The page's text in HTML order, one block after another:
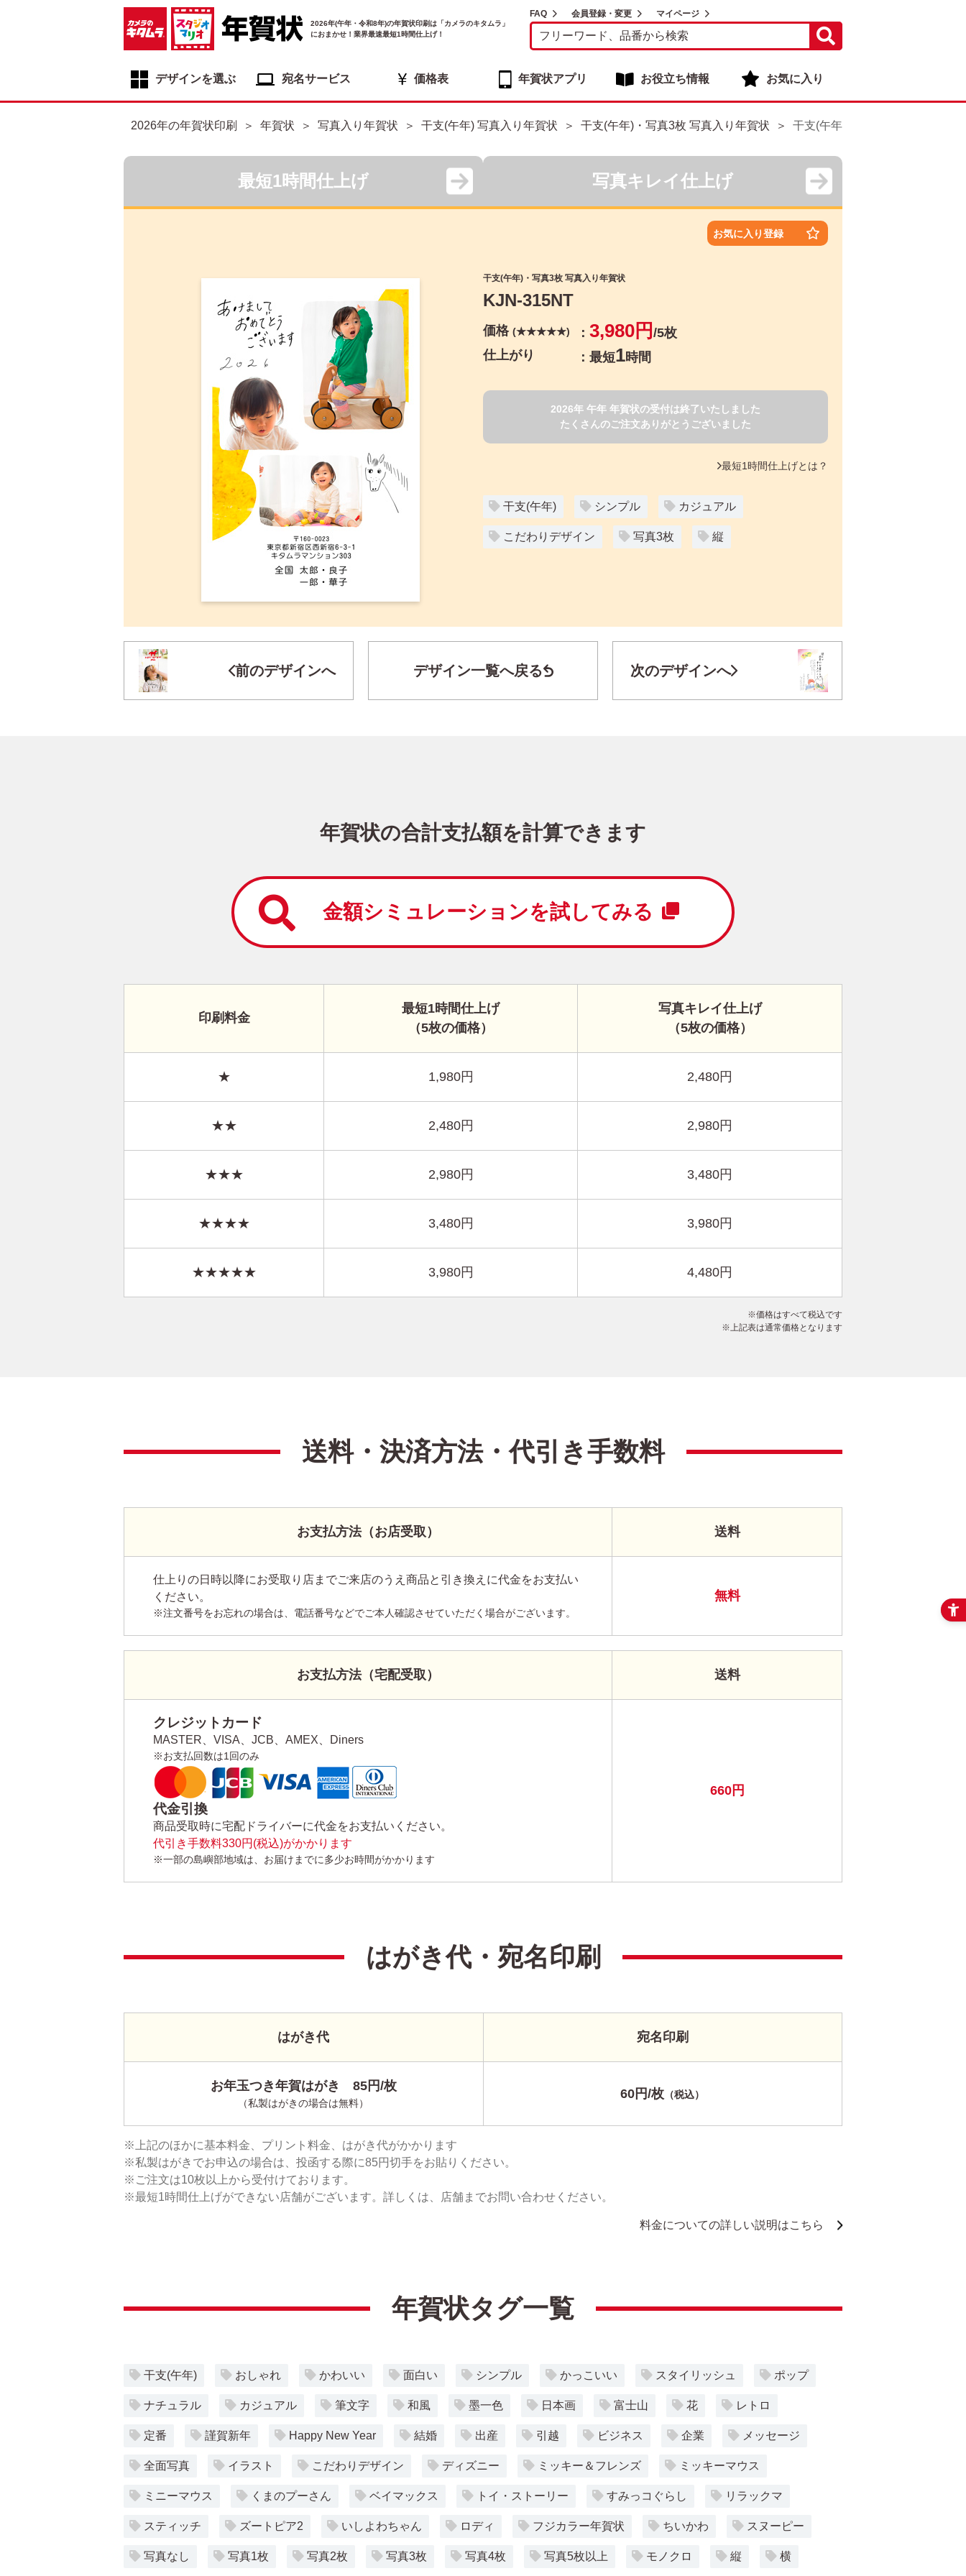
2026年(午年・令和8年)の年賀状印刷は「カメラのキタムラ」
におまかせ！業界最速最短1時間仕上げ！
FAQ 会員登録・変更 マイページ
デザインを選ぶ 宛名サービス 価格表 年賀状アプリ お役立ち情報 お気に入り
2026年の年賀状印刷 年賀状 写真入り年賀状 干支(午年) 写真入り年賀状 干支(午年)・写真3枚 写真入り年賀状 干支(午年)・写真3枚 写真入り年
最短1時間仕上げ 写真キレイ仕上げ
お気に入り登録
干支(午年)・写真3枚 写真入り年賀状
KJN-315NT
価格 (★★★★★) 3,980円 /5枚
仕上がり
最短1時間
2026年 午年 年賀状の受付は終了いたしました
たくさんのご注文ありがとうございました
最短1時間仕上げとは？
干支(午年) シンプル カジュアル
こだわりデザイン 写真3枚 縦
干支(午年)・写真3枚 写真入り年賀状
こだわりデザイン 写真3枚 縦
前のデザインへ デザイン一覧へ戻る 次のデザインへ
年賀状の合計支払額を計算できます
金額シミュレーションを試してみる
印刷料金
最短1時間仕上げ
（5枚の価格）
写真キレイ仕上げ
（5枚の価格）
★ 1,980円 2,480円
★★ 2,480円 2,980円
★★★ 2,980円 3,480円
★★★★ 3,480円 3,980円
★★★★★ 3,980円 4,480円
価格はすべて税込です
上記表は通常価格となります
送料・決済方法・代引き手数料
お支払方法（お店受取）
仕上りの日時以降にお受取り店までご来店のうえ商品と引き換えに代金をお支払い
ください。
※注文番号をお忘れの場合は、電話番号などでご本人確認させていただく場合がございます。
送料
無料
お支払方法（宅配受取）
クレジットカード
MASTER、VISA、JCB、AMEX、Diners
※お支払回数は1回のみ
代金引換
商品受取時に宅配ドライバーに代金をお支払いください。
代引き手数料330円(税込)がかかります
※一部の島嶼部地域は、お届けまでに多少お時間がかかります
送料
660円
はがき代・宛名印刷
はがき代
お年玉つき年賀はがき 85円/枚
（私製はがきの場合は無料）
宛名印刷
60円/枚 （税込）
上記のほかに基本料金、プリント料金、はがき代がかかります
私製はがきでお申込の場合は、投函する際に85円切手をお貼りください。
ご注文は10枚以上から受付けております。
最短1時間仕上げができない店舗がございます。詳しくは、店舗までお問い合わせください。
料金についての詳しい説明はこちら
年賀状タグ一覧
干支(午年) おしゃれ かわいい 面白い シンプル かっこいい スタイリッシュ ポップ
ナチュラル カジュアル 筆文字 和風 墨一色 日本画 富士山 花 レトロ
定番 謹賀新年 Happy New Year 結婚 出産 引越 ビジネス 企業 メッセージ
全面写真 イラスト こだわりデザイン ディズニー ミッキー＆フレンズ ミッキーマウス
ミニーマウス くまのプーさん ベイマックス トイ・ストーリー すみっコぐらし リラックマ
スティッチ ズートピア2 いしよわちゃん ロディ フジカラー年賀状 ちいかわ スヌーピー
写真なし 写真1枚 写真2枚 写真3枚 写真4枚 写真5枚以上 モノクロ 縦 横